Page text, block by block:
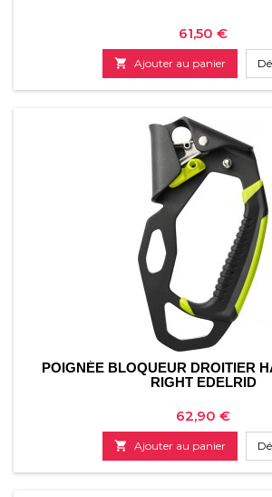
Prix
61,50 €
 Ajouter au panier
POIGNÉE BLOQUEUR DROITIER
RIGHT EDELRID
Prix
62,90 €
 Ajouter au panier